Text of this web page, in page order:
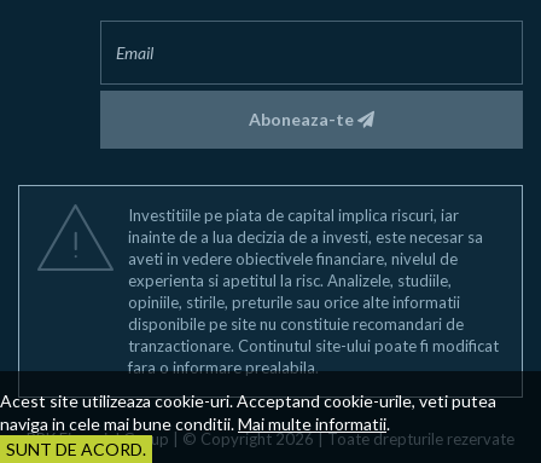
Aboneaza-te
Investitiile pe piata de capital implica riscuri, iar
inainte de a lua decizia de a investi, este necesar sa
aveti in vedere obiectivele financiare, nivelul de
experienta si apetitul la risc. Analizele, studiile,
opiniile, stirile, preturile sau orice alte informatii
disponibile pe site nu constituie recomandari de
tranzactionare. Continutul site-ului poate fi modificat
fara o informare prealabila.
BRK Financial Group | © Copyright 2026 | Toate drepturile rezervate
Acest site utilizeaza cookie-uri. Acceptand cookie-urile, veti putea
naviga in cele mai bune conditii.Mai multe informatii.
SUNT DE ACORD.